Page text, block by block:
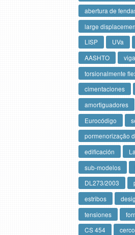
abertura de
large
LISP
UVa
AASHTO
torsionalmente
cimentaciones
amortiguadores
Eurocódigo
pormenorização
edificación
sub-modelos
DL273/2003
estribos
tensiones
CS 454